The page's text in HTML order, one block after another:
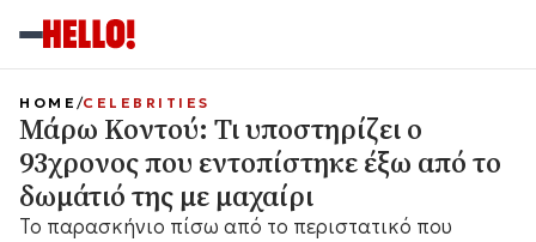
HOME CELEBRITIES
Μάρω Κοντού: Τι υποστηρίζει ο
93χρονος που εντοπίστηκε έξω από το
δωμάτιό της με μαχαίρι
Το παρασκήνιο πίσω από το περιστατικό που